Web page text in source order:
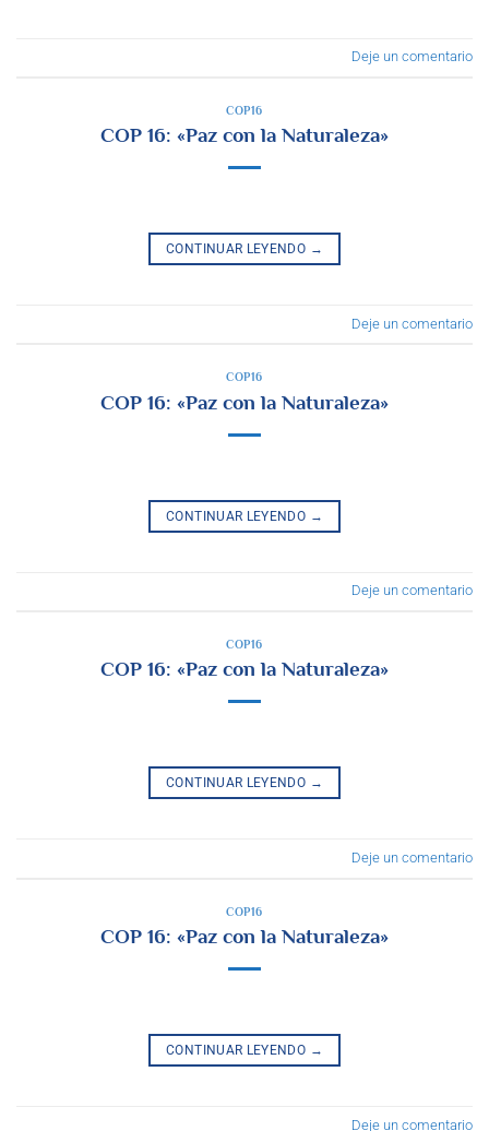
Deje un comentario
COP16
COP 16: «Paz con la Naturaleza»
CONTINUAR LEYENDO →
Deje un comentario
COP16
COP 16: «Paz con la Naturaleza»
CONTINUAR LEYENDO →
Deje un comentario
COP16
COP 16: «Paz con la Naturaleza»
CONTINUAR LEYENDO →
Deje un comentario
COP16
COP 16: «Paz con la Naturaleza»
CONTINUAR LEYENDO →
Deje un comentario